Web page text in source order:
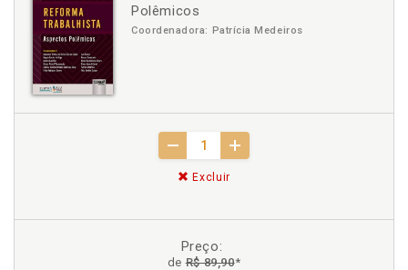
Polêmicos
Coordenadora: Patrícia Medeiros
Excluir
Preço:
deR$ 89,90*